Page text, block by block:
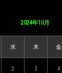
2024年10月
水 木 金
2 3 4